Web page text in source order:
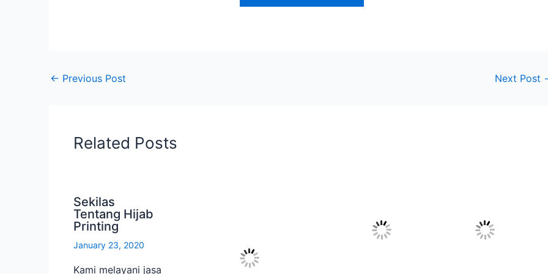
← Previous Post Next Post
Related Posts
Sekilas
Tentang Hijab
Printing
January 23, 2020
Kami melayani jasa